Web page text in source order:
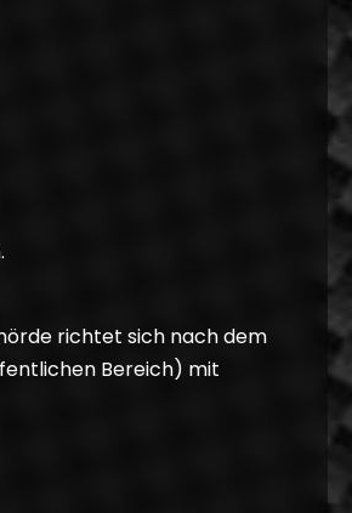
richtet sich nach dem
Bereich) mit